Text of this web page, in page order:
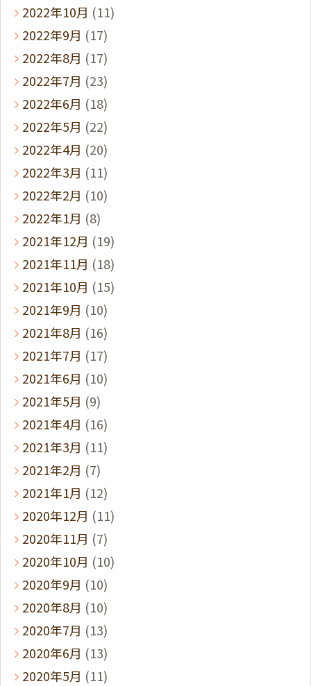
2022年10月 (11)
2022年9月 (17)
2022年8月 (17)
2022年7月 (23)
2022年6月 (18)
2022年5月 (22)
2022年4月 (20)
2022年3月 (11)
2022年2月 (10)
2022年1月 (8)
2021年12月 (19)
2021年11月 (18)
2021年10月 (15)
2021年9月 (10)
2021年8月 (16)
2021年7月 (17)
2021年6月 (10)
2021年5月 (9)
2021年4月 (16)
2021年3月 (11)
2021年2月 (7)
2021年1月 (12)
2020年12月 (11)
2020年11月 (7)
2020年10月 (10)
2020年9月 (10)
2020年8月 (10)
2020年7月 (13)
2020年6月 (13)
2020年5月 (11)